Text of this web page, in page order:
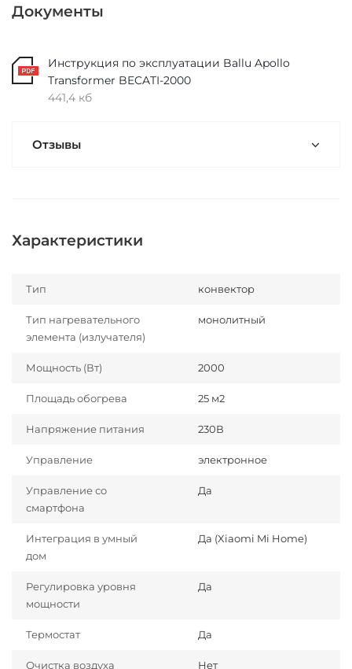
Документы
Инструкция по эксплуатации Ballu Apollo
Transformer BECATI-2000
441,4 кб
Отзывы
Характеристики
Тип конвектор
Тип нагревательного
элемента (излучателя)
монолитный
Мощность (Вт) 2000
Площадь обогрева 25 м2
Напряжение питания 230В
Управление электронное
Управление со
смартфона
Да
Интеграция в умный
дом
Да (Xiaomi Mi Home)
Регулировка уровня
мощности
Да
Термостат Да
Очистка воздуха Нет